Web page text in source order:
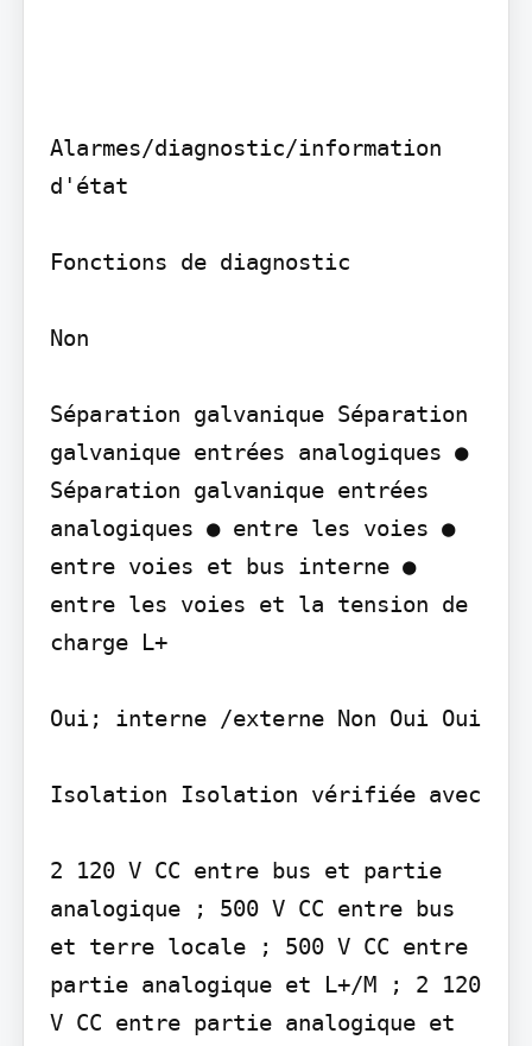
Alarmes/diagnostic/information
d'état
Fonctions de diagnostic
Non
Séparation galvanique Séparation
galvanique entrées analogiques ●
Séparation galvanique entrées
analogiques ● entre les voies ●
entre voies et bus interne ●
entre les voies et la tension de
charge L+
Oui; interne /externe Non Oui Oui
Isolation Isolation vérifiée avec
2 120 V CC entre bus et partie
analogique ; 500 V CC entre bus
et terre locale ; 500 V CC entre
partie analogique et L+/M ; 2 120
V CC entre partie analogique et